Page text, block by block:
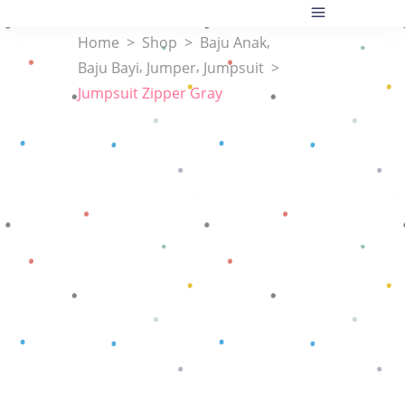
Home > Shop > Baju Anak,
Baju Bayi, Jumper, Jumpsuit >
Jumpsuit Zipper Gray